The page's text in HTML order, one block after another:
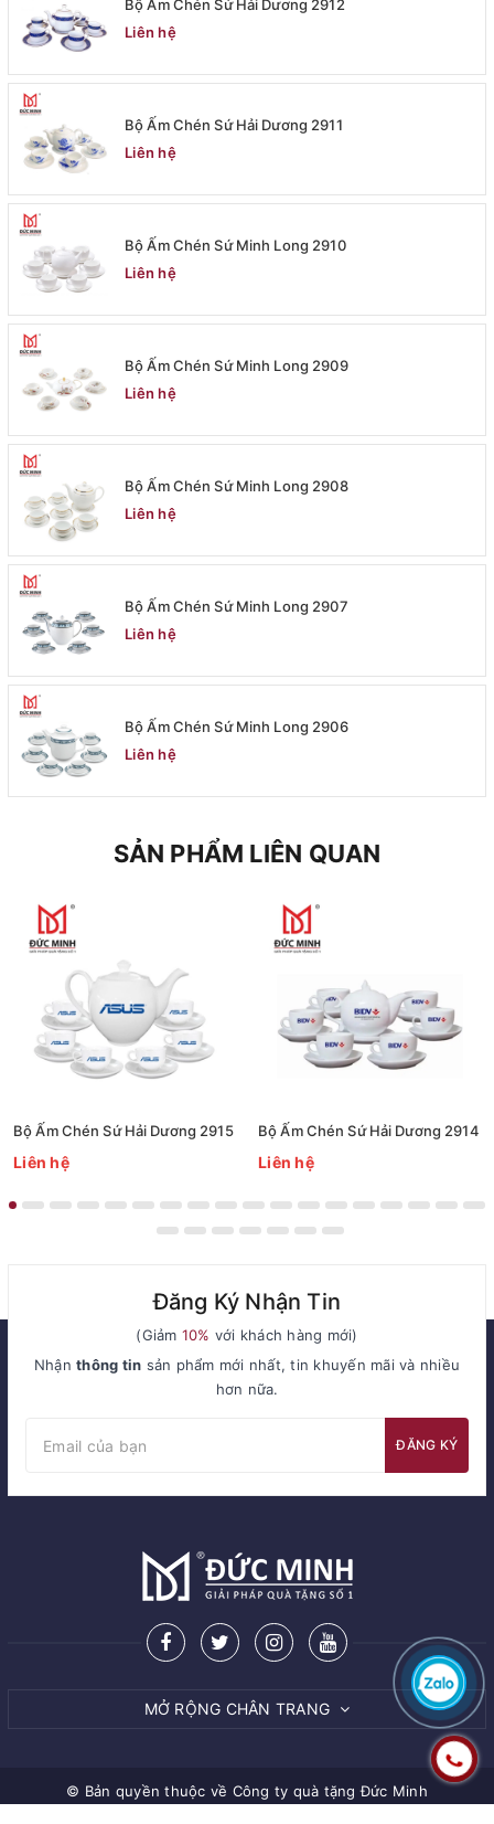
Bộ Ấm Chén Sứ Hải Dương 2912
Liên hệ
Bộ Ấm Chén Sứ Hải Dương 2911
Liên hệ
Bộ Ấm Chén Sứ Minh Long 2910
Liên hệ
Bộ Ấm Chén Sứ Minh Long 2909
Liên hệ
Bộ Ấm Chén Sứ Minh Long 2908
Liên hệ
Bộ Ấm Chén Sứ Minh Long 2907
Liên hệ
Bộ Ấm Chén Sứ Minh Long 2906
Liên hệ
SẢN PHẨM LIÊN QUAN
Bộ Ấm Chén Sứ Hải Dương 2915
Liên hệ
Bộ Ấm Chén Sứ Hải Dương 2914
Liên hệ
Đăng Ký Nhận Tin
(Giảm 10% với khách hàng mới)
Nhậnthông tin sản phẩm mới nhất, tin khuyến mãi và nhiều
hơn nữa.
ĐĂNG KÝ
MỞ RỘNG CHÂN TRANG
© Bản quyền thuộc về Công ty quà tặng Đức Minh